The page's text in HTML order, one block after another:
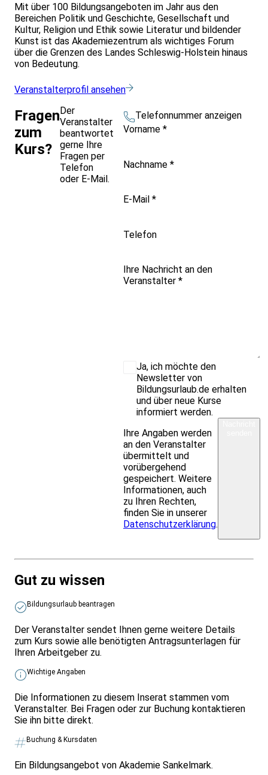
Mit über 100 Bildungsangeboten im Jahr aus den
Bereichen Politik und Geschichte, Gesellschaft und
Kultur, Religion und Ethik sowie Literatur und bildender
Kunst ist das Akademiezentrum als wichtiges Forum
über die Grenzen des Landes Schleswig-Holstein hinaus
von Bedeutung.
Veranstalterprofil ansehen
Fragen
zum
Kurs?
Der
Veranstalter
beantwortet
gerne Ihre
Fragen per
Telefon
oder E-Mail.
Telefonnummer anzeigen
Vorname *
Nachname *
E-Mail *
Telefon
Ihre Nachricht an den
Veranstalter *
Ja, ich möchte den
Newsletter von
Bildungsurlaub.de erhalten
und über neue Kurse
informiert werden.
Ihre Angaben werden
an den Veranstalter
übermittelt und
vorübergehend
gespeichert. Weitere
Informationen, auch
zu Ihren Rechten,
finden Sie in unserer
Datenschutzerklärung.
Gut zu wissen
Bildungsurlaub beantragen
Der Veranstalter sendet Ihnen gerne weitere Details
zum Kurs sowie alle benötigten Antragsunterlagen für
Ihren Arbeitgeber zu.
Wichtige Angaben
Die Informationen zu diesem Inserat stammen vom
Veranstalter. Bei Fragen oder zur Buchung kontaktieren
Sie ihn bitte direkt.
Buchung & Kursdaten
Ein Bildungsangebot von Akademie Sankelmark.